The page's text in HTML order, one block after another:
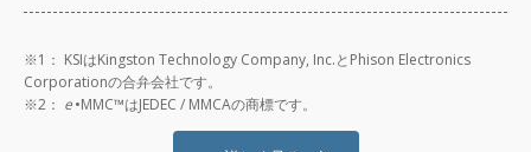
※1： KSIはKingston Technology Company, Inc.とPhison Electronics
Corporationの合弁会社です。
※2： e•MMC™はJEDEC / MMCAの商標です。